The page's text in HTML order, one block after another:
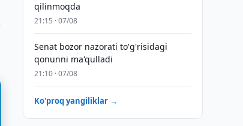
qilinmoqda
21:15 · 07/08
Senat bozor nazorati to'g'risidagi
qonunni ma'qulladi
21:10 · 07/08
Ko'proq yangiliklar →